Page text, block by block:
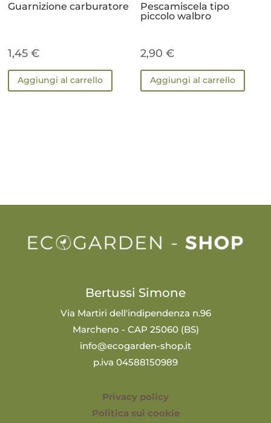
Guarnizione carburatore
1,45€
Aggiungi al carrello
Pescamiscela tipo
piccolo walbro
2,90€
Aggiungi al carrello
Bertussi Simone
Via Martiri dell'indipendenza n.96
Marcheno - CAP 25060 (BS)
info@ecogarden-shop.it
p.iva 04588150989
Privacy policy
Politica sui cookie